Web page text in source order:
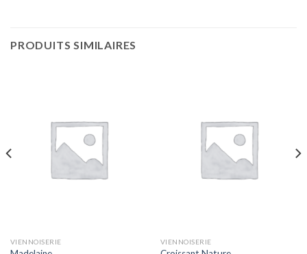
PRODUITS SIMILAIRES
VIENNOISERIE VIENNOISERIE